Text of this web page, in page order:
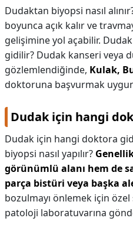
Dudaktan biyopsi nasıl
boyunca açık kalır ve
gelişimine yol açabilir.
gidilir? Dudak kanseri veya
gözlemlendiğinde, Kulak,
doktoruna başvurmak
Dudak için hangi
Dudak için hangi doktora
biyopsi nasıl yapılır?
görünümlü alanı hem de
parça bistüri veya başka
bozulmayı önlemek için
patoloji laboratuvarına